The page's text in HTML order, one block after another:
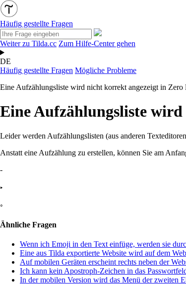
Häufig gestellte Fragen
Weiter zu Tilda.cc Zum Hilfe-Center gehen
DE
Häufig gestellte Fragen Mögliche Probleme
Eine Aufzählungsliste wird nicht korrekt angezeigt in Zero
Eine Aufzählungsliste
Leider werden Aufzählungslisten (aus anderen
Anstatt eine Aufzählung zu erstellen, können Sie am
-
‣
◦
Ähnliche Fragen
Wenn ich Emoji in den Text einfüge, werden sie
Eine aus Tilda exportierte Website wird auf dem
Auf mobilen Geräten erscheint rechts neben der
Ich kann kein Apostroph-Zeichen in das
In der mobilen Version wird das Menü der zweiten